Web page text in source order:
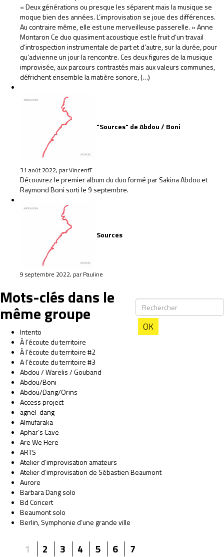
« Deux générations ou presque les séparent mais la musique se
moque bien des années. L’improvisation se joue des différences.
Au contraire même, elle est une merveilleuse passerelle. » Anne
Montaron Ce duo quasiment acoustique est le fruit d’un travail
d’introspection instrumentale de part et d’autre, sur la durée, pour
qu’advienne un jour la rencontre. Ces deux figures de la musique
improvisée, aux parcours contrastés mais aux valeurs communes,
défrichent ensemble la matière sonore, (…)
"Sources" de Abdou / Boni
31 août 2022, par VincentT
Découvrez le premier album du duo formé par Sakina Abdou et
Raymond Boni sorti le 9 septembre.
Sources
9 septembre 2022, par Pauline
OK
Mots-clés dans le
même groupe
Intento
À l’écoute du territoire
À l’écoute du territoire #2
A l’écoute du territoire #3
Abdou / Warelis / Gouband
Abdou/Boni
Abdou/Dang/Orins
Access project
agnel-dang
Almufaraka
Aphar’s Cave
Are We Here
ARTS
Atelier d’improvisation amateurs
Atelier d’improvisation de Sébastien Beaumont
Aurore
Barbara Dang solo
Bd Concert
Beaumont solo
Berlin, Symphonie d’une grande ville
1 2 3 4 5 6 7